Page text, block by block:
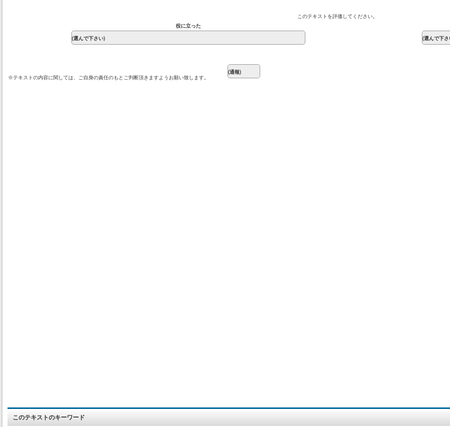
このテキストを評価してください。
役に立った
※テキストの内容に関しては、ご自身の責任のもとご判断頂きますようお願い致します。
このテキストのキーワード